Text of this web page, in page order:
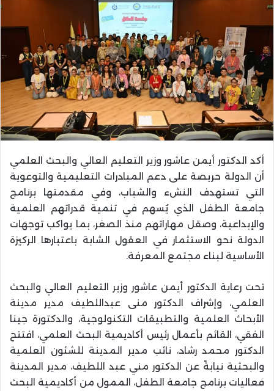
أكد الدكتور أيمن عاشور وزير التعليم العالي والبحث العلمي
أن الدولة حريصة على دعم المبادرات التعليمية والتوعوية
التي تستهدف النشء والشباب، وفي مقدمتها برنامج
جامعة الطفل الذي يُسهم في تنمية قدراتهم العلمية
والإبداعية، وصقل مهاراتهم منذ الصغر، بما يواكب توجهات
الدولة نحو الاستثمار في العقول الشابة باعتبارها الركيزة
الأساسية لبناء مجتمع المعرفة.
تحت رعاية الدكتور أيمن عاشور وزير التعليم العالي والبحث
العلمي، وإشراف الدكتور منى عبداللطيف مدير مدينة
الأبحاث العلمية والتطبيقات التكنولوجية، والدكتورة جينا
الفقي، القائم بأعمال رئيس أكاديمية البحث العلمي، افتتح
الدكتور محمد رشاد، نائب مدير المدينة للشئون العلمية
والبحثية نيابةً عن الدكتور مني عبد اللطيف، مدير المدينة
فعاليات برنامج جامعة الطفل، الممول من أكاديمية البحث